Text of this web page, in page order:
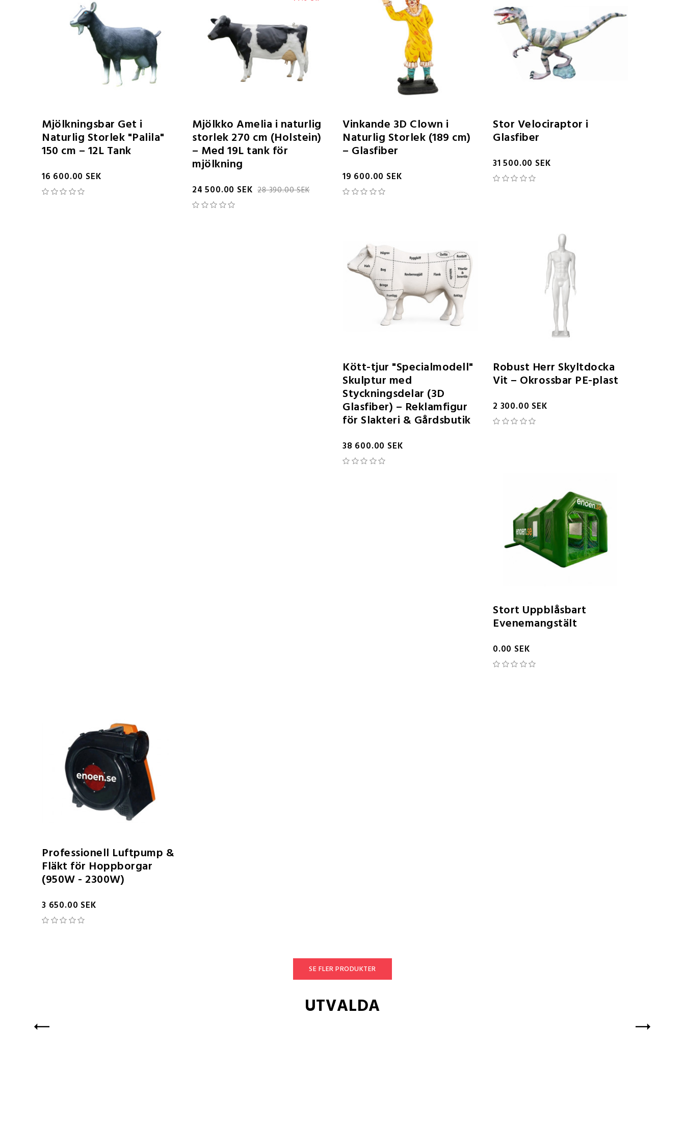
Mjölkningsbar Get i
Naturlig Storlek "Palila"
150 cm – 12L Tank
16 600.00 SEK
Mjölkko Amelia i naturlig
storlek 270 cm (Holstein)
– Med 19L tank för
mjölkning
24 500.00 SEK 28 390.00 SEK
Vinkande 3D Clown i
Naturlig Storlek (189 cm)
– Glasfiber
19 600.00 SEK
Stor Velociraptor i
Glasfiber
31 500.00 SEK
Kött-tjur "Specialmodell"
Skulptur med
Styckningsdelar (3D
Glasfiber) – Reklamfigur
för Slakteri & Gårdsbutik
38 600.00 SEK
Robust Herr Skyltdocka
Vit – Okrossbar PE-plast
2 300.00 SEK
Stort Uppblåsbart
Evenemangstält
0.00 SEK
Professionell Luftpump &
Fläkt för Hoppborgar
(950W - 2300W)
3 650.00 SEK
SE FLER PRODUKTER
UTVALDA